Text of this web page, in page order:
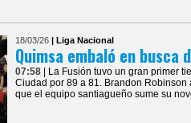
18/03/26 | Liga Nacional
Quimsa embaló en busca
07:58
| La Fusión tuvo un gran primer
Ciudad por 89 a 81. Brandon
que el equipo santiagueño sume su